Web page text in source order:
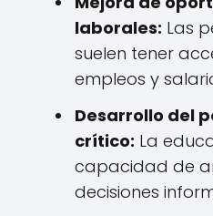
laborales: Las
suelen tener
empleos y
Desarrollo del
crítico: La
capacidad de
decisiones